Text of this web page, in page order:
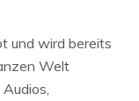
und wird bereits
Welt